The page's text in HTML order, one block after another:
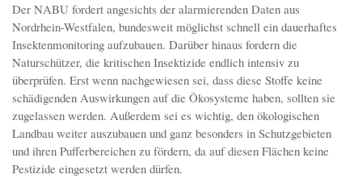
Der NABU fordert angesichts der alarmierenden Daten aus
Nordrhein-Westfalen, bundesweit möglichst schnell ein dauerhaftes
Insektenmonitoring aufzubauen. Darüber hinaus fordern die
Naturschützer, die kritischen Insektizide endlich intensiv zu
überprüfen. Erst wenn nachgewiesen sei, dass diese Stoffe keine
schädigenden Auswirkungen auf die Ökosysteme haben, sollten sie
zugelassen werden. Außerdem sei es wichtig, den ökologischen
Landbau weiter auszubauen und ganz besonders in Schutzgebieten
und ihren Pufferbereichen zu fördern, da auf diesen Flächen keine
Pestizide eingesetzt werden dürfen.